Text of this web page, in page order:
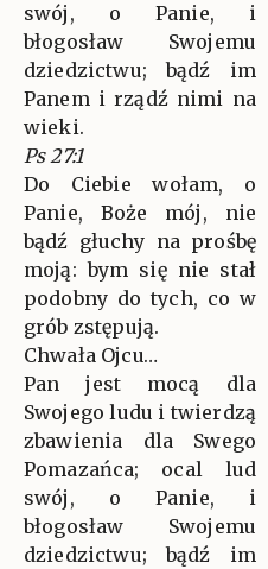
swój, o Panie, i
błogosław Swojemu
dziedzictwu; bądź im
Panem i rządź nimi na
wieki.
Ps 27:1
Do Ciebie wołam, o
Panie, Boże mój, nie
bądź głuchy na prośbę
moją: bym się nie stał
podobny do tych, co w
grób zstępują.
Chwała Ojcu…
Pan jest mocą dla
Swojego ludu i twierdzą
zbawienia dla Swego
Pomazańca; ocal lud
swój, o Panie, i
błogosław Swojemu
dziedzictwu; bądź im